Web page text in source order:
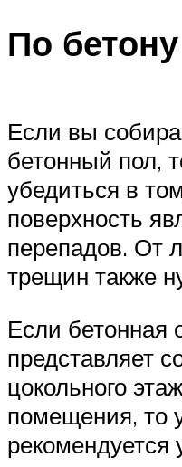
По бетону
Если вы
бетонный пол,
убедиться в
поверхность
перепадов. От
трещин также
Если бетонная
представляет
цокольного
помещения, то
рекомендуется